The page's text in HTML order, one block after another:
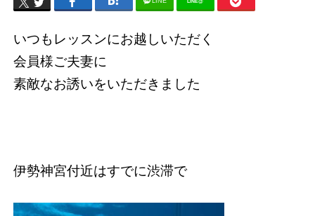
いつもレッスンにお越しいただく
会員様ご夫妻に
素敵なお誘いをいただきました
伊勢神宮付近はすでに渋滞で